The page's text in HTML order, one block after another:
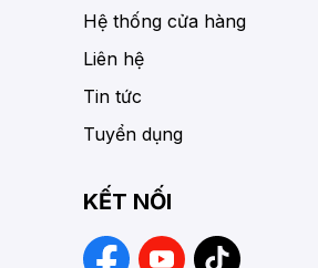
Hệ thống cửa hàng
Liên hệ
Tin tức
Tuyển dụng
KẾT NỐI